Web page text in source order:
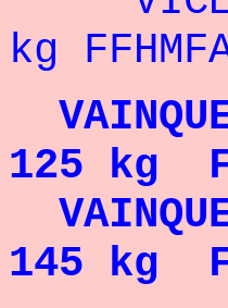
kg
125 kg
145 kg